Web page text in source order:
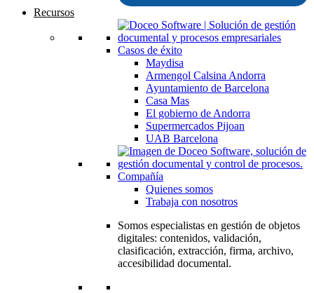
Recursos
Casos de éxito
Maydisa
Armengol Calsina Andorra
Ayuntamiento de Barcelona
Casa Mas
El gobierno de Andorra
Supermercados Pijoan
UAB Barcelona
Compañía
Quienes somos
Trabaja con nosotros
Somos especialistas en gestión de objetos
digitales: contenidos, validación,
clasificación, extracción, firma, archivo,
accesibilidad documental.